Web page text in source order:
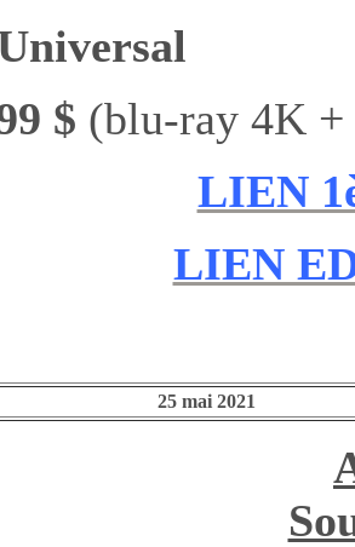
$ (blu-ray 4K
LIEN
LIEN
25 mai 2021